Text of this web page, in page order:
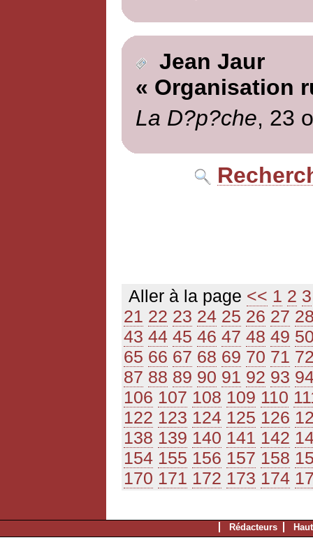
Jean Jaur
« Organisation
La D?p?che, 23
Aller à la page << 1 2 3
21 22 23 24 25 26 27
43 44 45 46 47 48 49
65 66 67 68 69 70 71
87 88 89 90 91 92 93
106 107 108 109 110
122 123 124 125 126
138 139 140 141 142
154 155 156 157 158
170 171 172 173 174
Rédacteurs